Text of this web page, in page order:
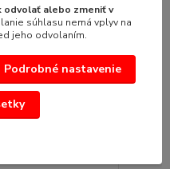
košíka
odvolať alebo zmeniť v
súhlasu nemá vplyv na
jeho odvolaním.
Podrobné nastavenie